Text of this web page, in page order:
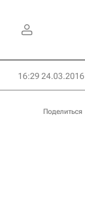
16:29 24.03.2016
Поделиться